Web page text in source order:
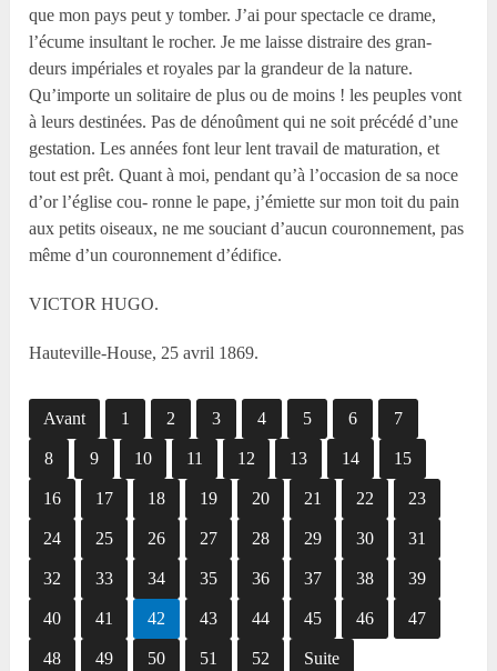
que mon pays peut y tomber. J’ai pour spectacle ce drame,
l’écume insultant le rocher. Je me laisse distraire des gran-
deurs impériales et royales par la grandeur de la nature.
Qu’importe un solitaire de plus ou de moins ! les peuples vont
à leurs destinées. Pas de dénoûment qui ne soit précédé d’une
gestation. Les années font leur lent travail de maturation, et
tout est prêt. Quant à moi, pendant qu’à l’occasion de sa noce
d’or l’église cou- ronne le pape, j’émiette sur mon toit du pain
aux petits oiseaux, ne me souciant d’aucun couronnement, pas
même d’un couronnement d’édifice.
VICTOR HUGO.
Hauteville-House, 25 avril 1869.
Avant 1 2 3 4 5 6 7
8 9 10 11 12 13 14 15
16 17 18 19 20 21 22 23
24 25 26 27 28 29 30 31
32 33 34 35 36 37 38 39
40 41 42 43 44 45 46 47
48 49 50 51 52 Suite